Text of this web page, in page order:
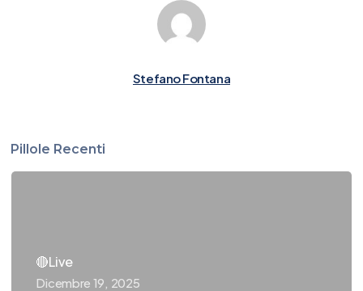
Stefano Fontana
Pillole Recenti
🔴Live
Dicembre 19, 2025